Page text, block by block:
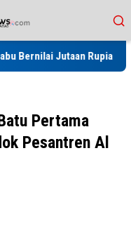
Jutaan Rupiah, Kapolres
Pertama
Pesantren Al